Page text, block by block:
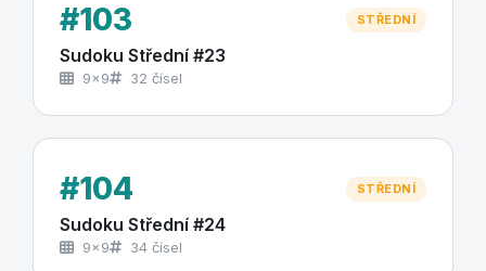
#103 STŘEDNÍ
Sudoku Střední #23
9×9 32 čísel
#104 STŘEDNÍ
Sudoku Střední #24
9×9 34 čísel